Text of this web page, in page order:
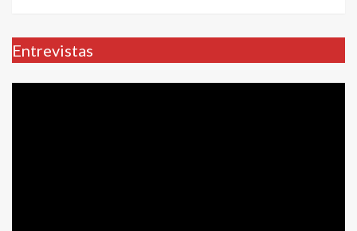
Entrevistas